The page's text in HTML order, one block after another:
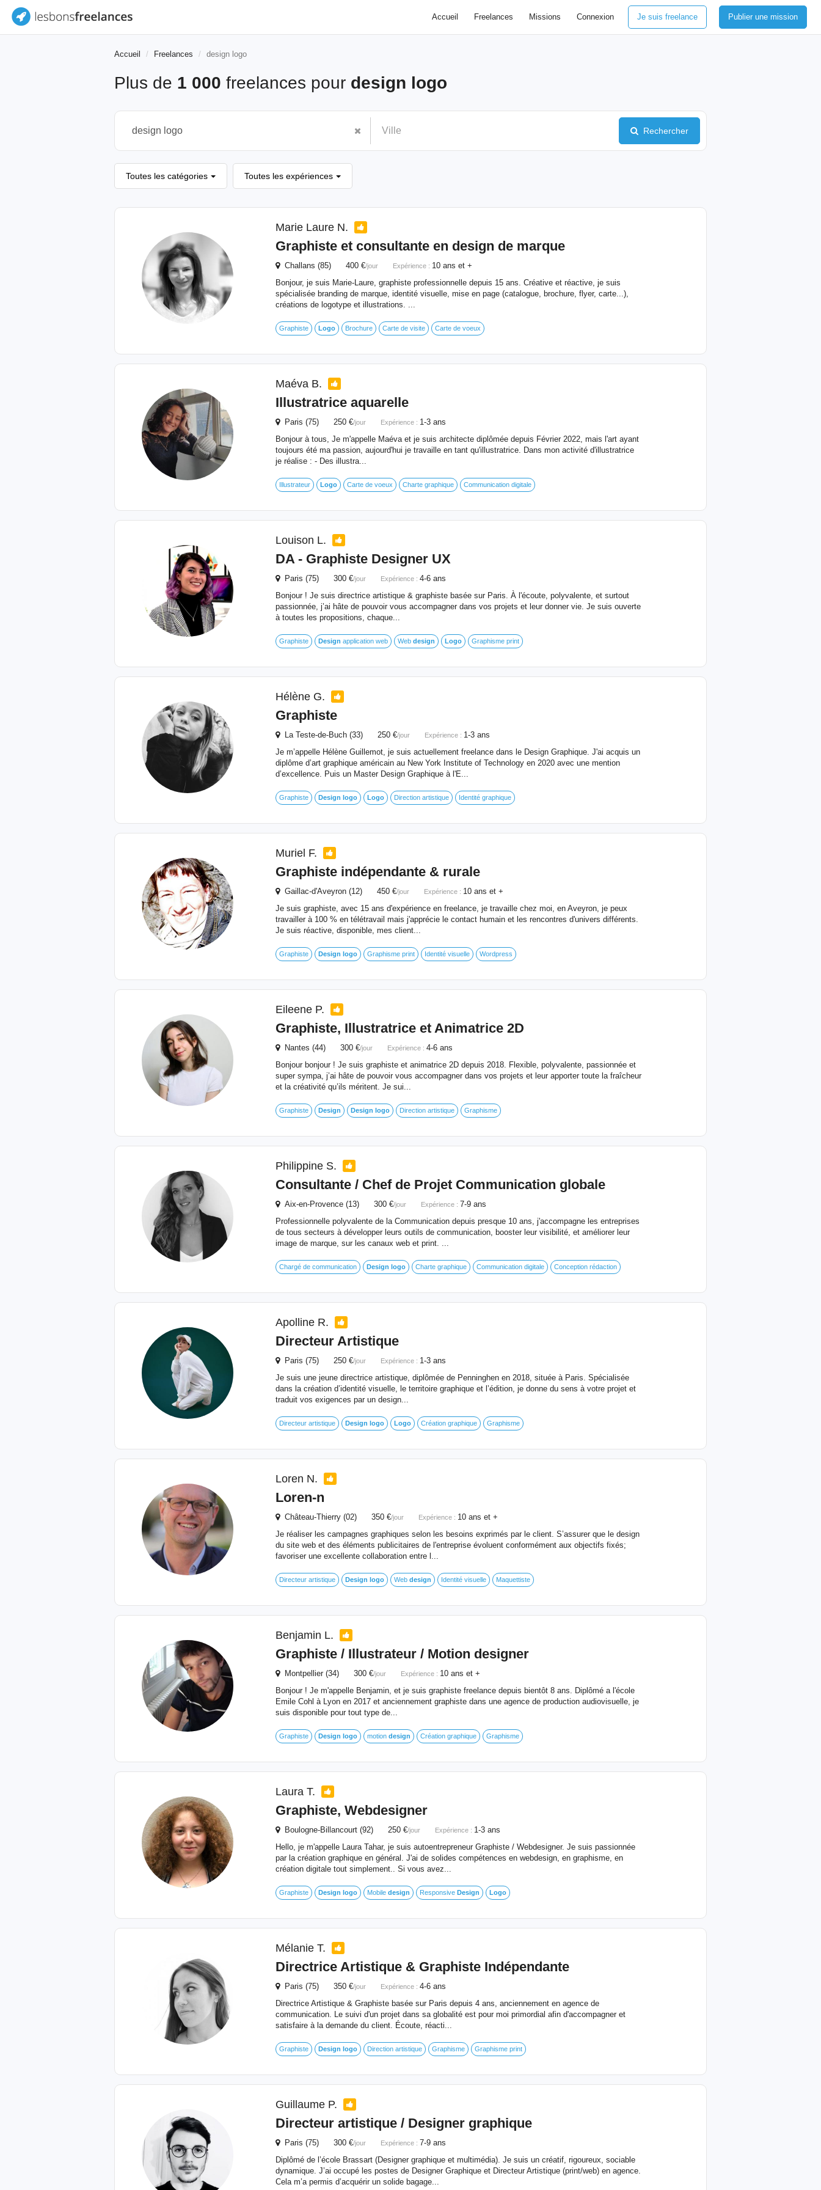
Accueil Freelances Missions Connexion Je suis freelance Publier une mission
Accueil Freelances design logo
Plus de 1 000 freelances pour design logo
Rechercher
Toutes les catégories Toutes les expériences
Marie Laure N.
Graphiste et consultante en design de marque
Challans (85) 400 €/jour Expérience : 10 ans et +
Bonjour, je suis Marie-Laure, graphiste professionnelle depuis 15 ans. Créative et réactive, je suis
spécialisée branding de marque, identité visuelle, mise en page (catalogue, brochure, flyer, carte...),
créations de logotype et illustrations. ...
Graphiste Logo Brochure Carte de visite Carte de voeux
Maéva B.
Illustratrice aquarelle
Paris (75) 250 €/jour Expérience : 1-3 ans
Bonjour à tous, Je m'appelle Maéva et je suis architecte diplômée depuis Février 2022, mais l'art ayant
toujours été ma passion, aujourd'hui je travaille en tant qu'illustratrice. Dans mon activité d'illustratrice
je réalise : - Des illustra...
Illustrateur Logo Carte de voeux Charte graphique Communication digitale
Louison L.
DA - Graphiste Designer UX
Paris (75) 300 €/jour Expérience : 4-6 ans
Bonjour ! Je suis directrice artistique & graphiste basée sur Paris. À l'écoute, polyvalente, et surtout
passionnée, j’ai hâte de pouvoir vous accompagner dans vos projets et leur donner vie. Je suis ouverte
à toutes les propositions, chaque...
Graphiste Design application web Web design Logo Graphisme print
Hélène G.
Graphiste
La Teste-de-Buch (33) 250 €/jour Expérience : 1-3 ans
Je m’appelle Hélène Guillemot, je suis actuellement freelance dans le Design Graphique. J'ai acquis un
diplôme d’art graphique américain au New York Institute of Technology en 2020 avec une mention
d’excellence. Puis un Master Design Graphique à l'E...
Graphiste Design logo Logo Direction artistique Identité graphique
Muriel F.
Graphiste indépendante & rurale
Gaillac-d'Aveyron (12) 450 €/jour Expérience : 10 ans et +
Je suis graphiste, avec 15 ans d'expérience en freelance, je travaille chez moi, en Aveyron, je peux
travailler à 100 % en télétravail mais j'apprécie le contact humain et les rencontres d'univers différents.
Je suis réactive, disponible, mes client...
Graphiste Design logo Graphisme print Identité visuelle Wordpress
Eileene P.
Graphiste, Illustratrice et Animatrice 2D
Nantes (44) 300 €/jour Expérience : 4-6 ans
Bonjour bonjour ! Je suis graphiste et animatrice 2D depuis 2018. Flexible, polyvalente, passionnée et
super sympa, j’ai hâte de pouvoir vous accompagner dans vos projets et leur apporter toute la fraîcheur
et la créativité qu’ils méritent. Je sui...
Graphiste Design Design logo Direction artistique Graphisme
Philippine S.
Consultante / Chef de Projet Communication globale
Aix-en-Provence (13) 300 €/jour Expérience : 7-9 ans
Professionnelle polyvalente de la Communication depuis presque 10 ans, j'accompagne les entreprises
de tous secteurs à développer leurs outils de communication, booster leur visibilité, et améliorer leur
image de marque, sur les canaux web et print. ...
Chargé de communication Design logo Charte graphique Communication digitale Conception rédaction
Apolline R.
Directeur Artistique
Paris (75) 250 €/jour Expérience : 1-3 ans
Je suis une jeune directrice artistique, diplômée de Penninghen en 2018, située à Paris. Spécialisée
dans la création d’identité visuelle, le territoire graphique et l’édition, je donne du sens à votre projet et
traduit vos exigences par un design...
Directeur artistique Design logo Logo Création graphique Graphisme
Loren N.
Loren-n
Château-Thierry (02) 350 €/jour Expérience : 10 ans et +
Je réaliser les campagnes graphiques selon les besoins exprimés par le client. S’assurer que le design
du site web et des éléments publicitaires de l'entreprise évoluent conformément aux objectifs fixés;
favoriser une excellente collaboration entre l...
Directeur artistique Design logo Web design Identité visuelle Maquettiste
Benjamin L.
Graphiste / Illustrateur / Motion designer
Montpellier (34) 300 €/jour Expérience : 10 ans et +
Bonjour ! Je m'appelle Benjamin, et je suis graphiste freelance depuis bientôt 8 ans. Diplômé a l'école
Emile Cohl à Lyon en 2017 et anciennement graphiste dans une agence de production audiovisuelle, je
suis disponible pour tout type de...
Graphiste Design logo motion design Création graphique Graphisme
Laura T.
Graphiste, Webdesigner
Boulogne-Billancourt (92) 250 €/jour Expérience : 1-3 ans
Hello, je m'appelle Laura Tahar, je suis autoentrepreneur Graphiste / Webdesigner. Je suis passionnée
par la création graphique en général. J'ai de solides compétences en webdesign, en graphisme, en
création digitale tout simplement.. Si vous avez...
Graphiste Design logo Mobile design Responsive Design Logo
Mélanie T.
Directrice Artistique & Graphiste Indépendante
Paris (75) 350 €/jour Expérience : 4-6 ans
Directrice Artistique & Graphiste basée sur Paris depuis 4 ans, anciennement en agence de
communication. Le suivi d'un projet dans sa globalité est pour moi primordial afin d'accompagner et
satisfaire à la demande du client. Écoute, réacti...
Graphiste Design logo Direction artistique Graphisme Graphisme print
Guillaume P.
Directeur artistique / Designer graphique
Paris (75) 300 €/jour Expérience : 7-9 ans
Diplômé de l’école Brassart (Designer graphique et multimédia). Je suis un créatif, rigoureux, sociable
dynamique. J’ai occupé les postes de Designer Graphique et Directeur Artistique (print/web) en agence.
Cela m’a permis d’acquérir un solide bagage...